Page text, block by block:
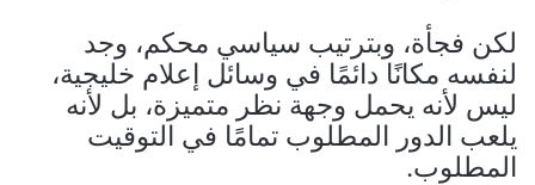
لكن فجأة، وبترتيب سياسي محكم، وجد
لنفسه مكانًا دائمًا في وسائل إعلام خليجية،
ليس لأنه يحمل وجهة نظر متميزة، بل لأنه
يلعب الدور المطلوب تمامًا في التوقيت
المطلوب.